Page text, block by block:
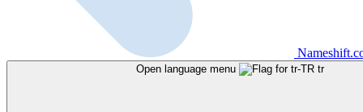
Open language menu tr